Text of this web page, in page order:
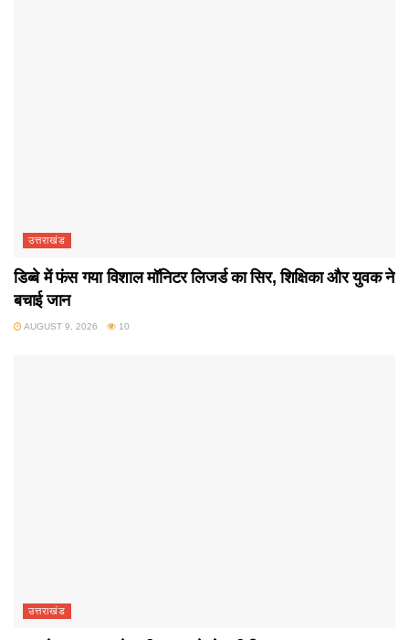
उत्तराखंड
डिब्बे में फंस गया विशाल मॉनिटर लिजर्ड का सिर, शिक्षिका और युवक ने
बचाई जान
AUGUST 9, 2026 10
उत्तराखंड